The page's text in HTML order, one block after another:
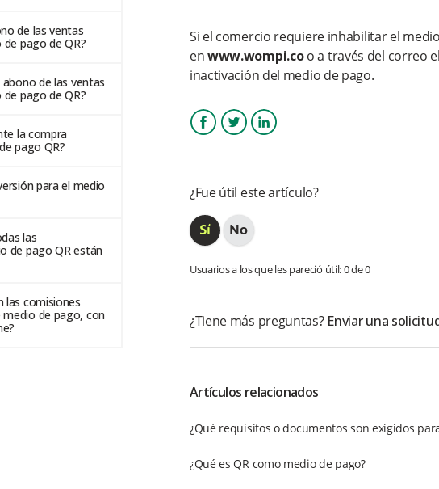
de las ventas
pago de QR?
abono de las ventas
pago de QR?
la compra
pago QR?
para el medio
las
de pago QR están
las comisiones
de pago, con
Si el comercio requiere inhabilitar el
enwww.wompi.coo a través del correo
inactivación del medio de pago.
¿Fue útil este artículo?
Usuarios a los que les pareció útil: 0 de 0
¿Tiene más preguntas? Enviar una
Artículos relacionados
¿Qué requisitos o documentos son exigidos
¿Qué es QR como medio de pago?